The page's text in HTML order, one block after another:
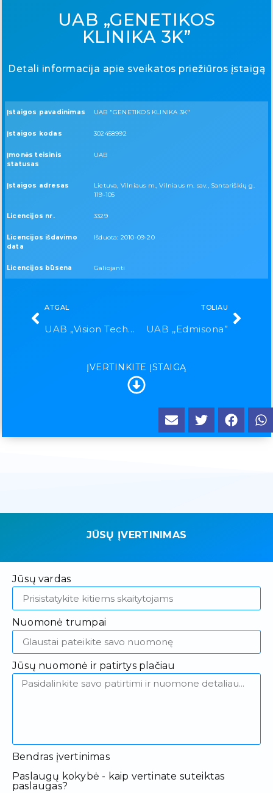
UAB „GENETIKOS
KLINIKA 3K”
Detali informacija apie sveikatos priežiūros įstaigą
Įstaigos pavadinimas UAB "GENETIKOS KLINIKA 3K"
Įstaigos kodas 302458992
Įmonės teisinis
statusas
UAB
Įstaigos adresas
Lietuva, Vilniaus m., Vilniaus m. sav., Santariškių g.
119-105
Licencijos nr. 3329
Licencijos išdavimo
data
Išduota: 2010-09-20
Licencijos būsena Galiojanti
ATGAL
UAB „Vision Technologies“
TOLIAU
UAB ,,Edmisona”
ĮVERTINKITE ĮSTAIGĄ
JŪSŲ ĮVERTINIMAS
Jūsų vardas
Nuomonė trumpai
Jūsų nuomonė ir patirtys plačiau
Bendras įvertinimas
Paslaugų kokybė - kaip vertinate suteiktas
paslaugas?